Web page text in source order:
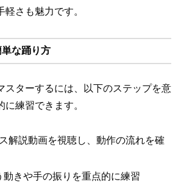
さも魅力です。
な踊り方
スターするには、以下のステップを意
練習できます。
解説動画を視聴し、動作の流れを確
動きや手の振りを重点的に練習